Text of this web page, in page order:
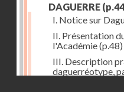
DAGUERRE
I. Notice sur
II. Présentation
l'Académie(p.48)
III. Description
daguerréotype,